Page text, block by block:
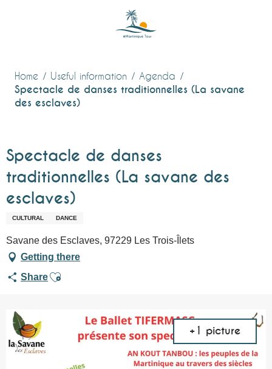
Home Useful information Agenda
Spectacle de danses traditionnelles (La savane
des esclaves)
Spectacle de danses
traditionnelles (La savane des
esclaves)
CULTURAL DANCE
Savane des Esclaves, 97229 Les Trois-Îlets
Getting there
ShareAjouter aux favoris
+1 picture